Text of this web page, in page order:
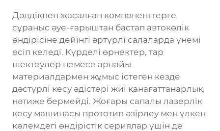
Дәлдікпен жасалған компоненттерге
сұраныс әуе-ғарыштан бастап автокөлік
өндірісіне дейінгі әртүрлі салаларда үнемі
өсіп келеді. Күрделі өрнектер, тар
шектеулер немесе арнайы
материалдармен жұмыс істеген кезде
дәстүрлі кесу әдістері жиі қанағаттанарлық
нәтиже бермейді. Жоғары сапалы лазерлік
кесу машинасы прототип әзірлеу мен үлкен
көлемдегі өндірістік сериялар үшін де